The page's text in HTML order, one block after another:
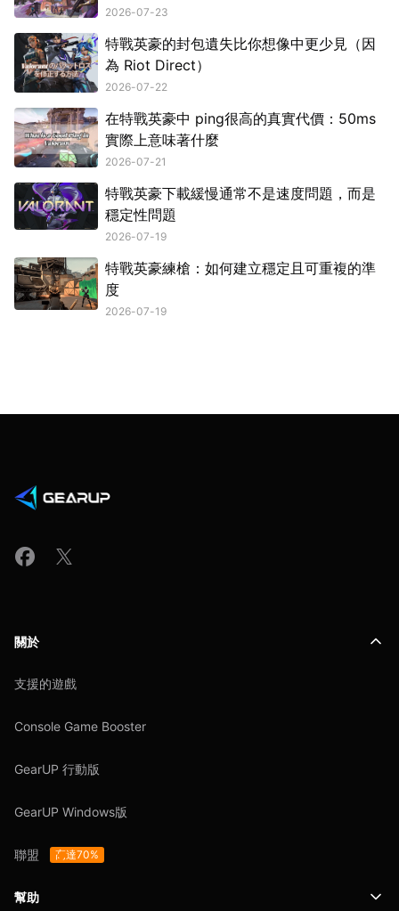
2026-07-23
特戰英豪的封包遺失比你想像中更少見（因
為 Riot Direct）
2026-07-22
在特戰英豪中 ping很高的真實代價：50ms
實際上意味著什麼
2026-07-21
特戰英豪下載緩慢通常不是速度問題，而是
穩定性問題
2026-07-19
特戰英豪練槍：如何建立穩定且可重複的準
度
2026-07-19
關於
支援的遊戲
Console Game Booster
GearUP 行動版
GearUP Windows版
聯盟 高達70%
幫助